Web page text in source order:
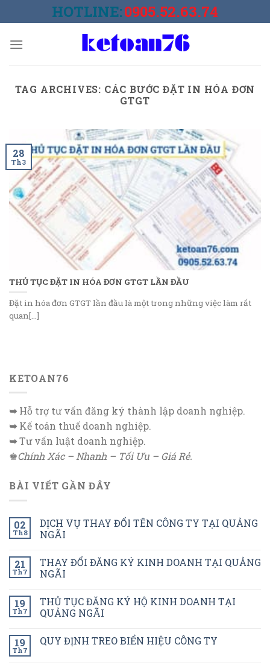
to
HOTLINE:0905.52.63.74
TAG ARCHIVES: CÁC BƯỚC ĐẶT IN HÓA ĐƠN
GTGT
THỦ TỤC ĐẶT IN HÓA ĐƠN GTGT LẦN ĐẦU
Đặt in hóa đơn GTGT lần đầu là một trong những việc làm rất
quan[...]
28
Th3
KETOAN76
➥Hỗ trợ tư vấn đăng ký thành lập doanh nghiệp.
➥Kế toán thuế doanh nghiệp.
➥Tư vấn luật doanh nghiệp.
♚Chính Xác – Nhanh – Tối Ưu – Giá Rẻ.
BÀI VIẾT GẦN ĐÂY
02
Th8
DỊCH VỤ THAY ĐỔI TÊN CÔNG TY TẠI QUẢNG
NGÃI
21
Th7
THAY ĐỔI ĐĂNG KÝ KINH DOANH TẠI QUẢNG
NGÃI
19
Th7
THỦ TỤC ĐĂNG KÝ HỘ KINH DOANH TẠI
QUẢNG NGÃI
19
Th7
QUY ĐỊNH TREO BIỂN HIỆU CÔNG TY